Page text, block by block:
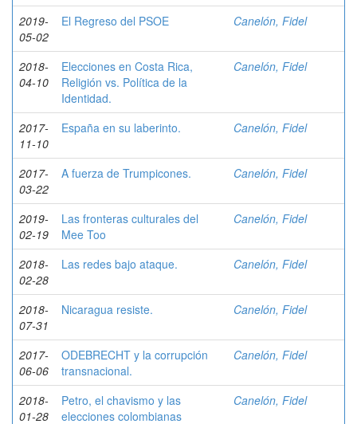
2019-
05-02
El Regreso del PSOE Canelón, Fidel
2018-
04-10
Elecciones en Costa Rica,
Religión vs. Política de la
Identidad.
Canelón, Fidel
2017-
11-10
España en su laberinto. Canelón, Fidel
2017-
03-22
A fuerza de Trumpicones. Canelón, Fidel
2019-
02-19
Las fronteras culturales del
Mee Too
Canelón, Fidel
2018-
02-28
Las redes bajo ataque. Canelón, Fidel
2018-
07-31
Nicaragua resiste. Canelón, Fidel
2017-
06-06
ODEBRECHT y la corrupción
transnacional.
Canelón, Fidel
2018-
01-28
Petro, el chavismo y las
elecciones colombianas
Canelón, Fidel